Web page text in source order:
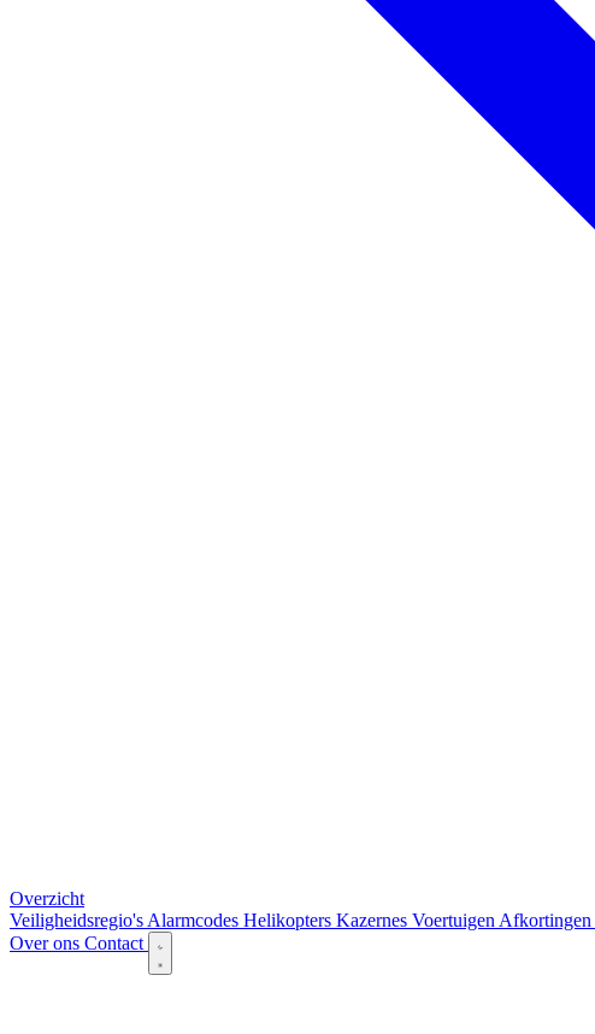
Overzicht
Veiligheidsregio's Alarmcodes Helikopters Kazernes Voertuigen Afkortingen
Over ons Contact